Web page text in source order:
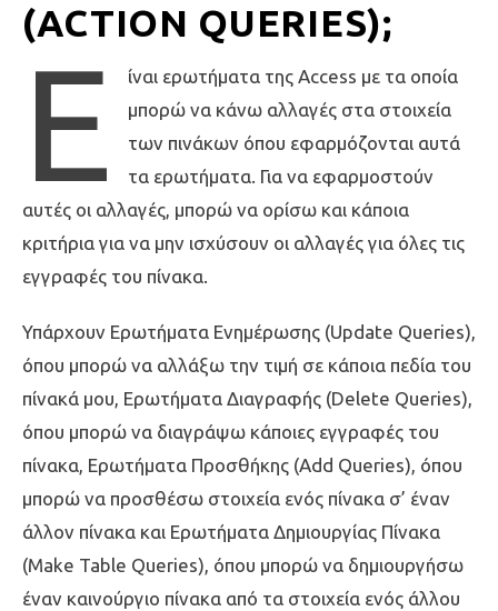
(ACTION QUERIES);
Ε
ίναι ερωτήματα της Access με τα οποία
μπορώ να κάνω αλλαγές στα στοιχεία
των πινάκων όπου εφαρμόζονται αυτά
τα ερωτήματα. Για να εφαρμοστούν
αυτές οι αλλαγές, μπορώ να ορίσω και κάποια
κριτήρια για να μην ισχύσουν οι αλλαγές για όλες τις
εγγραφές του πίνακα.
Υπάρχουν Ερωτήματα Ενημέρωσης (Update Queries),
όπου μπορώ να αλλάξω την τιμή σε κάποια πεδία του
πίνακά μου, Ερωτήματα Διαγραφής (Delete Queries),
όπου μπορώ να διαγράψω κάποιες εγγραφές του
πίνακα, Ερωτήματα Προσθήκης (Add Queries), όπου
μπορώ να προσθέσω στοιχεία ενός πίνακα σ’ έναν
άλλον πίνακα και Ερωτήματα Δημιουργίας Πίνακα
(Make Table Queries), όπου μπορώ να δημιουργήσω
έναν καινούργιο πίνακα από τα στοιχεία ενός άλλου